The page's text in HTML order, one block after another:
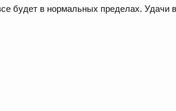
будет в нормальных пределах. Удачи